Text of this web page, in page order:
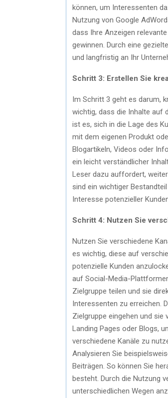
können, um Interessenten
Nutzung von Google
dass Ihre Anzeigen
gewinnen. Durch eine
und langfristig an Ihr
Schritt 3: Erstellen Sie
Im Schritt 3 geht es darum,
wichtig, dass die Inhalte auf
ist es, sich in die Lage des
mit dem eigenen Produkt
Blogartikeln, Videos oder
ein leicht verständlicher
Leser dazu auffordert,
sind ein wichtiger
Interesse potenzieller
Schritt 4: Nutzen Sie
Nutzen Sie verschiedene
es wichtig, diese auf
potenzielle Kunden
auf Social-Media-
Zielgruppe teilen und sie
Interessenten zu erreichen.
Zielgruppe eingehen und
Landing Pages oder Blogs,
verschiedene Kanäle zu
Analysieren Sie
Beiträgen. So können Sie
besteht. Durch die Nutzung
unterschiedlichen Wegen